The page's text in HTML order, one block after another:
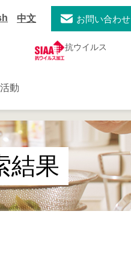
中文 お問い合わせ
抗ウイルス
動
結果